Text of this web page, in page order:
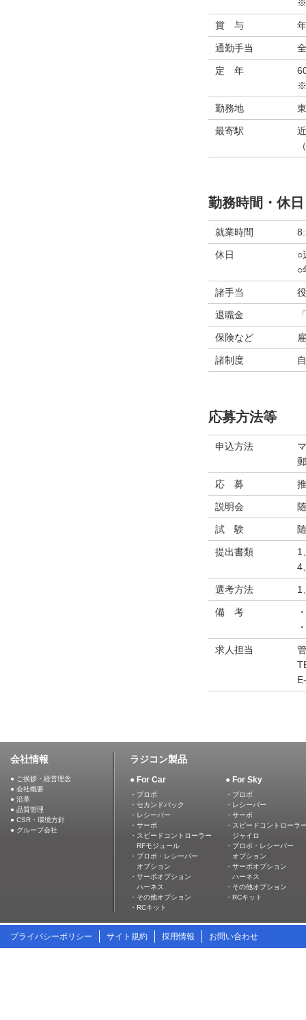
※
賞 与
通勤手当
定 年
※
勤務地
最寄駅
勤務時間・休
就業時間
休日
○
○
諸手当
退職金
保険など
諸制度
応募方法等
申込方法
応 募
説明会
試 験
提出書類
1
4
選考方法 1
備 考
求人担当
会社情報
● ご挨拶・経営理念
● 会社概要
● 沿革
● 品質管理
● CSR・環境方針
● グループ会社
ラジコン製品
● For Car
・プロポ
・セカンドパック
・レシーバー
・サーボ
・スピードコントローラー
RFモジュール
・プロポ・レシーバー
オプション
・サーボオプション
ハーネス
・その他オプション
・RCキット
● For Sky
・プロポ
・レシーバー
・サーボ
・スピードコントローラ
ジャイロ
・プロポ・レシーバー
オプション
・サーボオプション
ハーネス
・その他オプション
・RCキット
プライバシーポリシー サイト規約 採用情報 お問い合わせ